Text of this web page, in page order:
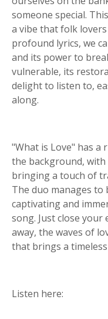
someone special.
a vibe that folk
profound lyrics, we
and its power to
vulnerable, its
delight to listen to,
along.
"What is Love" has a
the background,
bringing a touch of
The duo manages
captivating and
song. Just close your
away, the waves of
that brings a
Listen here: